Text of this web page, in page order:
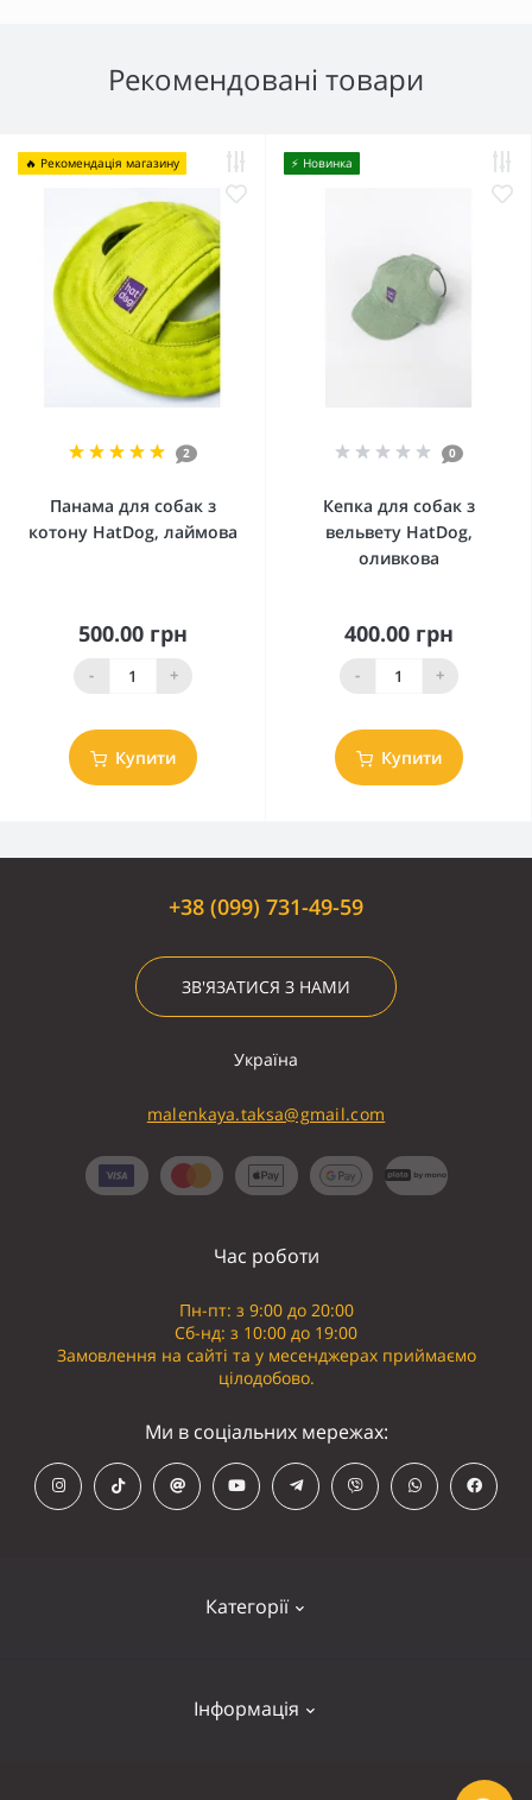
Рекомендовані товари
🔥 Рекомендація магазину
2
Панама для собак з
котону HatDog, лаймова
500.00 грн
- +
Купити
⚡️ Новинка
0
Кепка для собак з
вельвету HatDog,
оливкова
400.00 грн
- +
Купити
+38 (099) 731-49-59
ЗВ'ЯЗАТИСЯ З НАМИ
Україна
malenkaya.taksa@gmail.com
Категорії
Інформація
Час роботи
Пн-пт: з 9:00 до 20:00
Сб-нд: з 10:00 до 19:00
Замовлення на сайті та у месенджерах приймаємо
цілодобово.
Ми в соціальних мережах: